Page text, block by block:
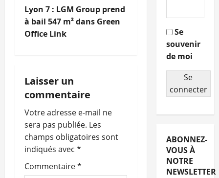
a
v
g
a
t
i
o
Lyon 7 : LGM Group prend
à bail 547 m² dans Green
Office Link
Laisser un
commentaire
Votre adresse e-mail ne
sera pas publiée. Les
champs obligatoires sont
indiqués avec *
Commentaire*
Se
souvenir
de moi
Se
connecter
ABONNEZ-
VOUS À
NOTRE
NEWSLETTER